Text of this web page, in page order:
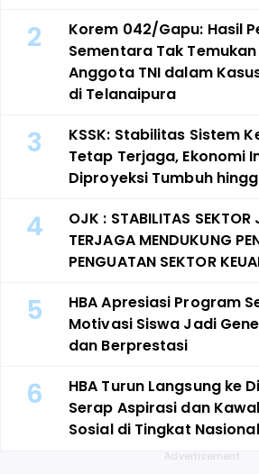
2
Korem 042/Gapu: Hasil
Sementara Tak
Anggota TNI dalam
di Telanaipura
3
KSSK: Stabilitas Sistem
Tetap Terjaga, Ekonomi
Diproyeksi Tumbuh
4
OJK : STABILITAS SEKTOR
TERJAGA MENDUKUNG
PENGUATAN SEKTOR
5
HBA Apresiasi Program
Motivasi Siswa Jadi
dan Berprestasi
6
HBA Turun Langsung ke
Serap Aspirasi dan
Sosial di Tingkat Nasional